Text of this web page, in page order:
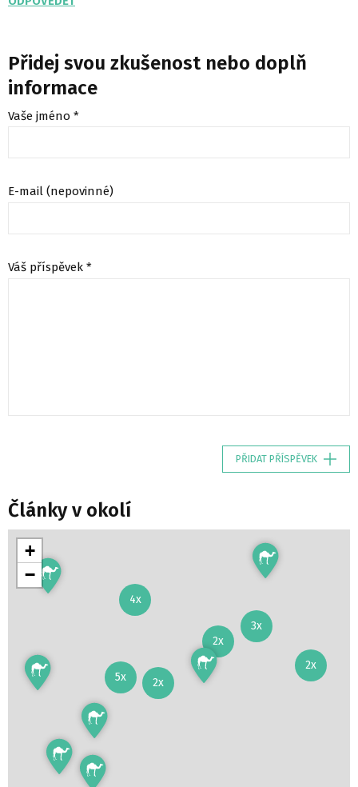
Přidej svou zkušenost nebo doplň
informace
Vaše jméno *
E-mail (nepovinné)
Váš příspěvek *
PŘIDAT PŘÍSPĚVEK
Články v okolí
2x
4x
2x
5x
3x
2x
+
−